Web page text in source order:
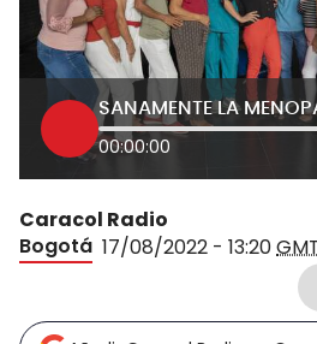
00:00:00
Caracol Radio
Bogotá 17/08/2022 - 13:20